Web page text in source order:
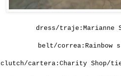
dress/traje:Marianne
belt/correa:Rainbow
clutch/cartera:Charity Shop/